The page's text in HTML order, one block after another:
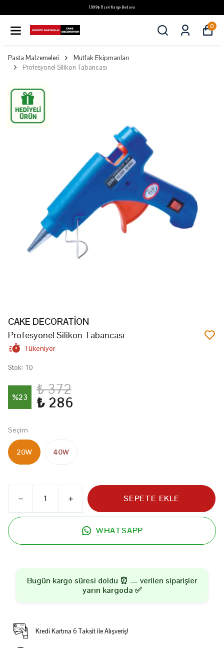
1.999₺ Üzeri Kargo Bedava
0
Pasta Malzemeleri
Mutfak Ekipmanları
Profesyonel Silikon Tabancası
CAKE DECORATİON
Profesyonel Silikon Tabancası
Tükeniyor
Stok: 10
%23 ₺ 372
₺ 286
Seçim
20W 40W
SEPETE EKLE
WHATSAPP
Bugün kargo süresi doldu ⏰ — verilen siparişler
yarın kargoda ✅
Kredi Kartına 6 Taksit ile Alışveriş!